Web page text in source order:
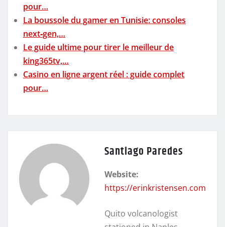
pour…
La boussole du gamer en Tunisie: consoles
next‑gen,…
Le guide ultime pour tirer le meilleur de
king365tv,…
Casino en ligne argent réel : guide complet
pour…
Santiago Paredes
Website:
https://erinkristensen.com
Quito volcanologist